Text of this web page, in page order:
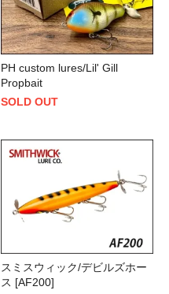
PH custom lures/Lil' Gill
Propbait
SOLD OUT
スミスウィック/デビルズホー
ス [AF200]